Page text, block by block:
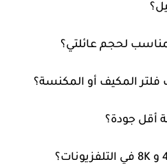
لحجم عائلتي؟
المكيف أو المكنسة؟
أقل جودة؟